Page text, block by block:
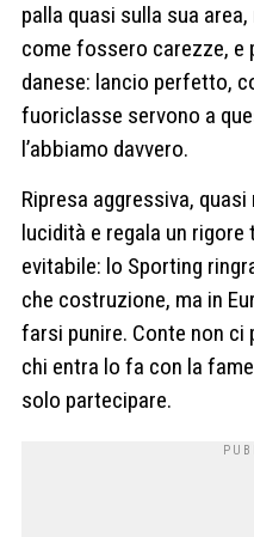
palla quasi sulla sua
come fossero carezze, e
danese: lancio perfetto,
fuoriclasse servono a
l’abbiamo davvero.
Ripresa aggressiva,
lucidità e regala un
evitabile: lo Sporting
che costruzione, ma in
farsi punire. Conte non ci
chi entra lo fa con la
solo partecipare.